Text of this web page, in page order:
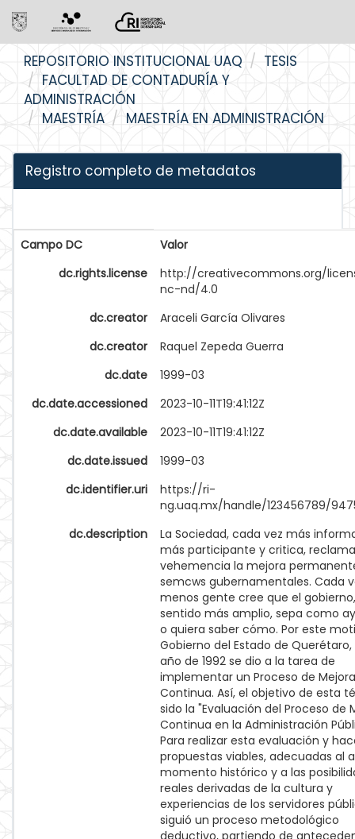
navigation
REPOSITORIO INSTITUCIONAL UAQ
TESIS
FACULTAD DE CONTADURÍA Y
ADMINISTRACIÓN
MAESTRÍA
MAESTRÍA EN ADMINISTRACIÓN
Registro completo de metadatos
Campo DC
Valor
dc.rights.license
http://creativecommons.org/
nc-nd/4.0
dc.creator
Araceli García Olivares
dc.creator
Raquel Zepeda Guerra
dc.date
1999-03
dc.date.accessioned
2023-10-11T19:41:12Z
dc.date.available
2023-10-11T19:41:12Z
dc.date.issued
1999-03
dc.identifier.uri
https://ri-
ng.uaq.mx/handle/123456789/
dc.description
La Sociedad, cada vez más
más participante y critica,
vehemencia la mejora
semcws gubernamentales. Cada
menos gente cree que el
sentido más amplio, sepa como
o quiera saber cómo. Por este
Gobierno del Estado de Querétaro,
año de 1992 se dio a la tarea de
implementar un Proceso de Mejora
Continua. Así, el objetivo de esta
sido la "Evaluación del Proceso de
Continua en la Administración
Para realizar esta evaluación y
propuestas viables, adecuadas al
momento histórico y a las
reales derivadas de la cultura y
experiencias de los servidores
siguió un proceso metodológico
deductivo, partiendo de